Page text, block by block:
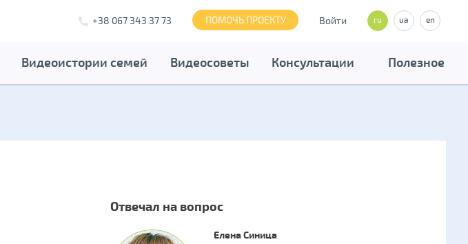
+38 067 343 37 73 ПОМОЧЬ ПРОЕКТУ Войти ru ua en
Видеоистории семей Видеосоветы Консультации Полезное
Отвечал на вопрос
Елена Синица